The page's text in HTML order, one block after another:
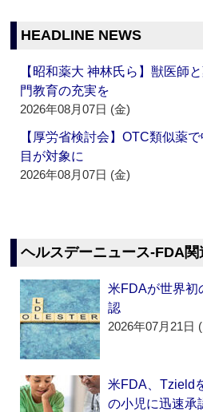
HEADLINE NEWS
【昭和薬大 神林氏ら】獣医師
門教育の充実を
2026年08月07日 (金)
【厚労省検討会】OTC類似薬
目が対象に
2026年08月07日 (金)
ヘルスデーニュース‐FDA関
米FDAが世界初
認
2026年07月21日
米FDA、Tzield
の小児に迅速承